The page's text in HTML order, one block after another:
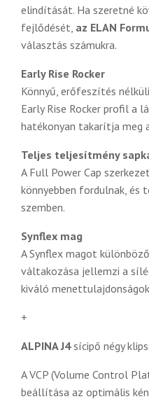
elindítását. Ha szeretné
fejlődését, az ELAN
választás számukra.
Early Rise Rocker
Könnyű, erőfeszítés
Early Rise Rocker profil a
hatékonyan takarítja meg
Teljes teljesítmény
A Full Power Cap
könnyebben fordulnak, és
szemben.
Synflex mag
A Synflex magot
váltakozása jellemzi a
kiváló
+
ALPINA J4sícipő négy
A VCP (Volume Control
beállítása az optimális